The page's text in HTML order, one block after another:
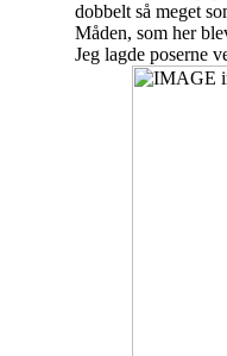
dobbelt så meget
Måden, som her
Jeg lagde poserne